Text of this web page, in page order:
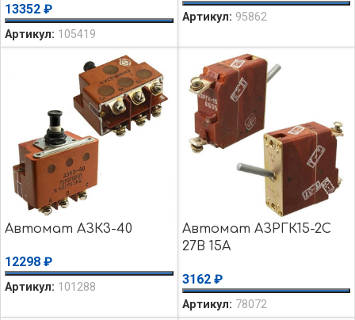
13352 ₽
Артикул: 105419
Артикул: 95862
Автомат АЗК3-40
12298 ₽
Артикул: 101288
Автомат АЗРГК15-2С
27В 15А
3162 ₽
Артикул: 78072